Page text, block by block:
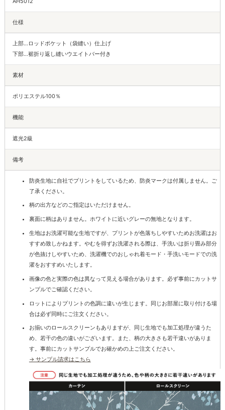
仕様
上部…ロッドポケット（袋縫い）仕上げ
下部…裾折り返し縫いウエイトバー付き
素材
ポリエステル100％
機能
遮光2級
備考
防炎生地に自社でプリントをしているため、防炎マークは付属しません。ご
了承ください。
柄の出方などのご指定はいただけません。
裏面に柄はありません。ホワイトに近いグレーの無地となります。
生地はお洗濯可能な生地ですが、プリントが色落ちしやすいためお洗濯はお
すすめ致しかねます。やむを得ずお洗濯される際は、手洗いは折り畳み部分
が色抜けしやすいため、洗濯機でのおしゃれ着モード・手洗いモードでの洗
濯をおすすめいたします。
画像の色と実際の色は異なって見える場合があります。必ず事前にカットサ
ンプルでご確認ください。
ロットによりプリントの色調に違いが生じます。同じお部屋に取り付ける場
合は必ず同時にご注文ください。
お揃いのロールスクリーンもありますが、同じ生地でも加工処理が違うた
め、若干の色の違いがございます。また、柄の大きさも若干違いがありま
す。事前にカットサンプルでお確かめの上ご注文ください。
→ サンプル請求はこちら